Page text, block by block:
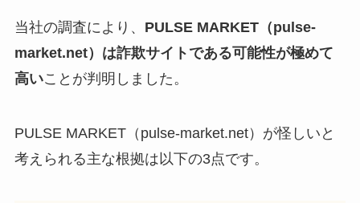
当社の調査により、 PULSE MARKET（pulse-
market.net）は詐欺サイトである可能性が極めて
高いことが判明しました。
PULSE MARKET（pulse-market.net）が怪しいと
考えられる主な根拠は以下の3点です。